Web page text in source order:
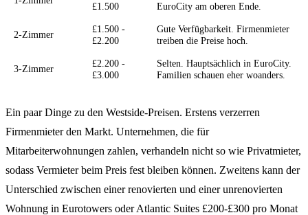
£1.500
EuroCity am oberen Ende.
2-Zimmer
£1.500 -
£2.200
Gute Verfügbarkeit. Firmenmieter
treiben die Preise hoch.
3-Zimmer
£2.200 -
£3.000
Selten. Hauptsächlich in EuroCity.
Familien schauen eher woanders.
Ein paar Dinge zu den Westside-Preisen. Erstens verzerren
Firmenmieter den Markt. Unternehmen, die für
Mitarbeiterwohnungen zahlen, verhandeln nicht so wie Privatmieter,
sodass Vermieter beim Preis fest bleiben können. Zweitens kann der
Unterschied zwischen einer renovierten und einer unrenovierten
Wohnung in Eurotowers oder Atlantic Suites £200-£300 pro Monat